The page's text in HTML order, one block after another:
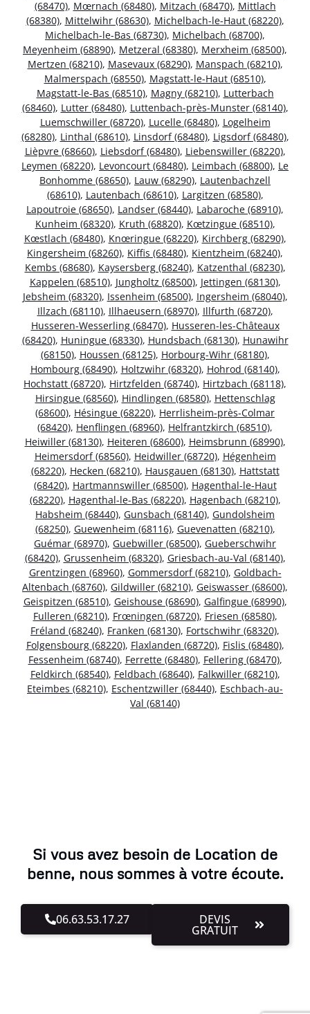
(68470), Mœrnach (68480), Mitzach (68470), Mittlach
(68380), Mittelwihr (68630), Michelbach-le-Haut (68220),
Michelbach-le-Bas (68730), Michelbach (68700),
Meyenheim (68890), Metzeral (68380), Merxheim (68500),
Mertzen (68210), Masevaux (68290), Manspach (68210),
Malmerspach (68550), Magstatt-le-Haut (68510),
Magstatt-le-Bas (68510), Magny (68210), Lutterbach
(68460), Lutter (68480), Luttenbach-près-Munster (68140),
Luemschwiller (68720), Lucelle (68480), Logelheim
(68280), Linthal (68610), Linsdorf (68480), Ligsdorf (68480),
Lièpvre (68660), Liebsdorf (68480), Liebenswiller (68220),
Leymen (68220), Levoncourt (68480), Leimbach (68800), Le
Bonhomme (68650), Lauw (68290), Lautenbachzell
(68610), Lautenbach (68610), Largitzen (68580),
Lapoutroie (68650), Landser (68440), Labaroche (68910),
Kunheim (68320), Kruth (68820), Kœtzingue (68510),
Kœstlach (68480), Knœringue (68220), Kirchberg (68290),
Kingersheim (68260), Kiffis (68480), Kientzheim (68240),
Kembs (68680), Kaysersberg (68240), Katzenthal (68230),
Kappelen (68510), Jungholtz (68500), Jettingen (68130),
Jebsheim (68320), Issenheim (68500), Ingersheim (68040),
Illzach (68110), Illhaeusern (68970), Illfurth (68720),
Husseren-Wesserling (68470), Husseren-les-Châteaux
(68420), Huningue (68330), Hundsbach (68130), Hunawihr
(68150), Houssen (68125), Horbourg-Wihr (68180),
Hombourg (68490), Holtzwihr (68320), Hohrod (68140),
Hochstatt (68720), Hirtzfelden (68740), Hirtzbach (68118),
Hirsingue (68560), Hindlingen (68580), Hettenschlag
(68600), Hésingue (68220), Herrlisheim-près-Colmar
(68420), Henflingen (68960), Helfrantzkirch (68510),
Heiwiller (68130), Heiteren (68600), Heimsbrunn (68990),
Heimersdorf (68560), Heidwiller (68720), Hégenheim
(68220), Hecken (68210), Hausgauen (68130), Hattstatt
(68420), Hartmannswiller (68500), Hagenthal-le-Haut
(68220), Hagenthal-le-Bas (68220), Hagenbach (68210),
Habsheim (68440), Gunsbach (68140), Gundolsheim
(68250), Guewenheim (68116), Guevenatten (68210),
Guémar (68970), Guebwiller (68500), Gueberschwihr
(68420), Grussenheim (68320), Griesbach-au-Val (68140),
Grentzingen (68960), Gommersdorf (68210), Goldbach-
Altenbach (68760), Gildwiller (68210), Geiswasser (68600),
Geispitzen (68510), Geishouse (68690), Galfingue (68990),
Fulleren (68210), Frœningen (68720), Friesen (68580),
Fréland (68240), Franken (68130), Fortschwihr (68320),
Folgensbourg (68220), Flaxlanden (68720), Fislis (68480),
Fessenheim (68740), Ferrette (68480), Fellering (68470),
Feldkirch (68540), Feldbach (68640), Falkwiller (68210),
Eteimbes (68210), Eschentzwiller (68440), Eschbach-au-
Val (68140)
Si vous avez besoin de Location de
benne, nous sommes à votre écoute.
06.63.53.17.27 DEVIS
GRATUIT